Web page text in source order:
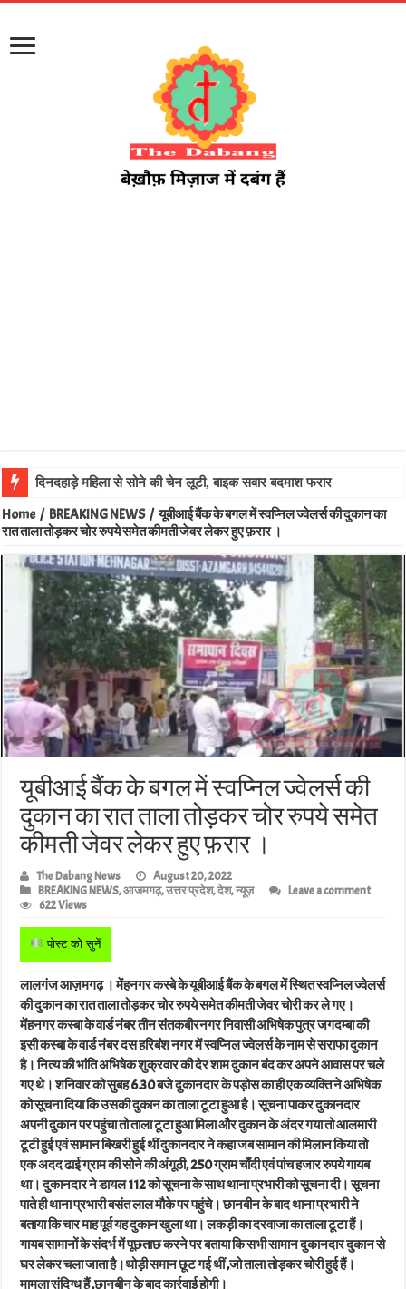
दिनदहाड़े महिला से सोने की चेन लूटी, बाइक सवार बदमाश फरार
Home / BREAKING NEWS / यूबीआई बैंक के बगल में स्वप्निल ज्वेलर्स की दुकान का
रात ताला तोड़कर चोर रुपये समेत कीमती जेवर लेकर हुए फ़रार ।
यूबीआई बैंक के बगल में स्वप्निल ज्वेलर्स की
दुकान का रात ताला तोड़कर चोर रुपये समेत
कीमती जेवर लेकर हुए फ़रार ।
The Dabang News
August 20, 2022
BREAKING NEWS,आजमगढ़,उत्तर प्रदेश,देश,न्यूज़
Leave a comment
622 Views
पोस्ट को सुनें
लालगंज आज़मगढ़ । मेंहनगर कस्बे के यूबीआई बैंक के बगल में स्थित स्वप्निल ज्वेलर्स
की दुकान का रात ताला तोड़कर चोर रुपये समेत कीमती जेवर चोरी कर ले गए।
मेंहनगर कस्बा के वार्ड नंबर तीन संतकबीरनगर निवासी अभिषेक पुत्र जगदम्बा की
इसी कस्बा के वार्ड नंबर दस हरिबंश नगर में स्वप्निल ज्वेलर्स के नाम से सराफा दुकान
है। नित्य की भांति अभिषेक शुक्रवार की देर शाम दुकान बंद कर अपने आवास पर चले
गए थे। शनिवार को सुबह 6.30 बजे दुकानदार के पड़ोस का ही एक व्यक्ति ने अभिषेक
को सूचना दिया कि उसकी दुकान का ताला टूटा हुआ है। सूचना पाकर दुकानदार
अपनी दुकान पर पहुंचा तो ताला टूटा हुआ मिला और दुकान के अंदर गया तो आलमारी
टूटी हुई एवं सामान बिखरी हुई थीं दुकानदार ने कहा जब सामान की मिलान किया तो
एक अदद ढाई ग्राम की सोने की अंगूठी, 250 ग्राम चाँदी एवं पांच हजार रुपये गायब
था। दुकानदार ने डायल 112 को सूचना के साथ थाना प्रभारी को सूचना दी। सूचना
पाते ही थाना प्रभारी बसंत लाल मौके पर पहुंचे। छानबीन के बाद थाना प्रभारी ने
बताया कि चार माह पूर्व यह दुकान खुला था। लकड़ी का दरवाजा का ताला टूटा हैं।
गायब सामानों के संदर्भ में पूछताछ करने पर बताया कि सभी सामान दुकानदार दुकान से
घर लेकर चला जाता है।थोड़ी समान छूट गई थीं ,जो ताला तोड़कर चोरी हुई हैं।
मामला संदिग्ध हैं ,छानबीन के बाद कार्रवाई होगी।